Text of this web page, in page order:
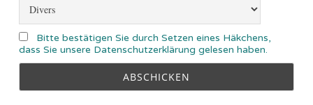
Bitte bestätigen Sie durch Setzen eines Häkchens,
dass Sie unsere Datenschutzerklärung gelesen haben.